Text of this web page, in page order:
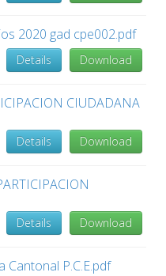
2020 gad cpe002.pdf
Download
Details
CIUDADANA
Download
Details
Download
Details
Cantonal P.C.E.pdf